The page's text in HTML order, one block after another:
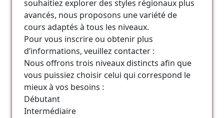
souhaitiez explorer des styles régionaux plus
avancés, nous proposons une variété de
cours adaptés à tous les niveaux.
Pour vous inscrire ou obtenir plus
d’informations, veuillez contacter :
Nous offrons trois niveaux distincts afin que
vous puissiez choisir celui qui correspond le
mieux à vos besoins :
Débutant
Intermédiaire